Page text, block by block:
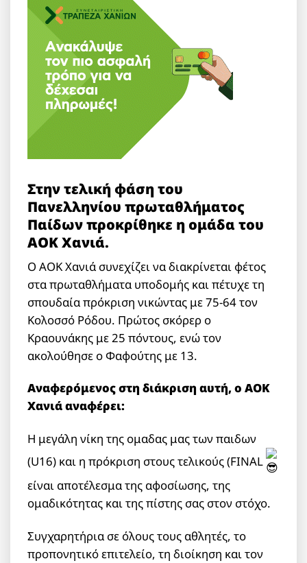
Στην τελική φάση του
Πανελληνίου πρωταθλήματος
Παίδων προκρίθηκε η ομάδα του
ΑΟΚ Χανιά.
Ο ΑΟΚ Χανιά συνεχίζει να διακρίνεται φέτος
στα πρωταθλήματα υποδομής και πέτυχε τη
σπουδαία πρόκριση νικώντας με 75-64 τον
Κολοσσό Ρόδου. Πρώτος σκόρερ ο
Κραουνάκης με 25 πόντους, ενώ τον
ακολούθησε ο Φαφούτης με 13.
Αναφερόμενος στη διάκριση αυτή, ο ΑΟΚ
Χανιά αναφέρει:
Η μεγάλη νίκη της ομαδας μας των παιδων
(U16) και η πρόκριση στους τελικούς (FINAL
είναι αποτέλεσμα της αφοσίωσης, της
ομαδικότητας και της πίστης σας στον στόχο.
Συγχαρητήρια σε όλους τους αθλητές, το
προπονητικό επιτελείο, τη διοίκηση και τον